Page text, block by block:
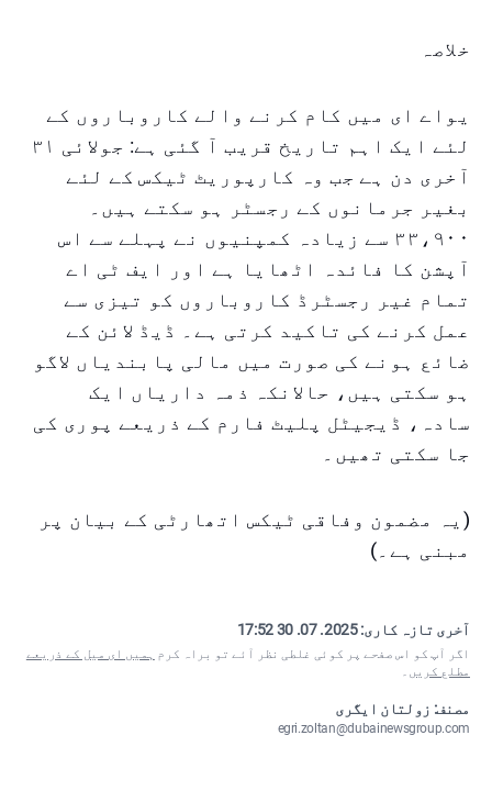
خلاصہ
یواے ای میں کام کرنے والے کاروباروں کے
لئے ایک اہم تاریخ قریب آ گئی ہے: جولائی ۳۱
آخری دن ہے جب وہ کارپوریٹ ٹیکس کے لئے
بغیر جرمانوں کے رجسٹر ہو سکتے ہیں۔
۳۳،۹۰۰ سے زیادہ کمپنیوں نے پہلے سے اس
آپشن کا فائدہ اٹھایا ہے اور ایف ٹی اے
تمام غیر رجسٹرڈ کاروباروں کو تیزی سے
عمل کرنے کی تاکید کرتی ہے۔ ڈیڈ لائن کے
ضائع ہونے کی صورت میں مالی پابندیاں لاگو
ہو سکتی ہیں، حالانکہ ذمہ داریاں ایک
سادہ، ڈیجیٹل پلیٹ فارم کے ذریعے پوری کی
جا سکتی تھیں۔
(یہ مضمون وفاقی ٹیکس اتھارٹی کے بیان پر
مبنی ہے۔)
آخری تازہ کاری:2025. 07. 30 17:52
اگر آپ کو اس صفحے پر کوئی غلطی نظر آئے تو براہ کرم ہمیں ای میل کے ذریعے
مطلع کریں ۔
مصنف: زولتان ایگری
egri.zoltan@dubainewsgroup.com